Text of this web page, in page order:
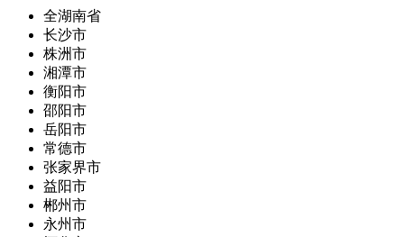
全湖南省
长沙市
株洲市
湘潭市
衡阳市
邵阳市
岳阳市
常德市
张家界市
益阳市
郴州市
永州市